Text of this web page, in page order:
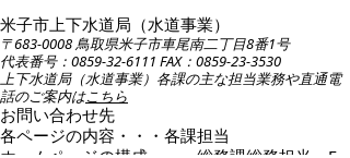
米子市上下水道局（水道事業）
〒683-0008 鳥取県米子市車尾南二丁目8番1号
代表番号：0859-32-6111 FAX：0859-23-3530
上下水道局（水道事業）各課の主な担当業務や直通電
話のご案内はこちら
お問い合わせ先
各ページの内容・・・各課担当